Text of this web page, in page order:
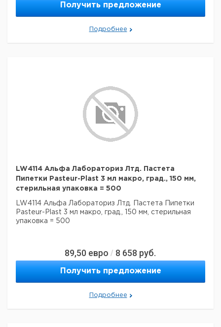
Получить предложение
Подробнее
LW4114 Альфа Лабораториз Лтд. Пастета
Пипетки Pasteur-Plast 3 мл макро, град., 150 мм,
стерильная упаковка = 500
LW4114 Альфа Лабораториз Лтд. Пастета Пипетки
Pasteur-Plast 3 мл макро, град., 150 мм, стерильная
упаковка = 500
89,50 евро / 8 658 руб.
Получить предложение
Подробнее